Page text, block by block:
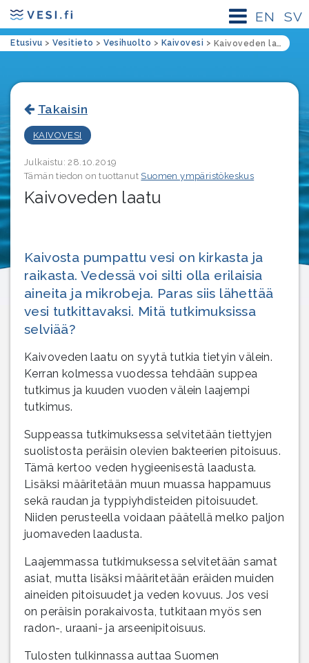
SV
EN
Etusivu > Vesitieto > Vesihuolto > Kaivovesi > Kaivoveden laatu
Takaisin
KAIVOVESI
Julkaistu: 28.10.2019
Tämän tiedon on tuottanut Suomen ympäristökeskus
Kaivoveden laatu
Kaivosta pumpattu vesi on kirkasta ja
raikasta. Vedessä voi silti olla erilaisia
aineita ja mikrobeja. Paras siis lähettää
vesi tutkittavaksi. Mitä tutkimuksissa
selviää?
Kaivoveden laatu on syytä tutkia tietyin välein.
Kerran kolmessa vuodessa tehdään suppea
tutkimus ja kuuden vuoden välein laajempi
tutkimus.
Suppeassa tutkimuksessa selvitetään tiettyjen
suolistosta peräisin olevien bakteerien pitoisuus.
Tämä kertoo veden hygieenisestä laadusta.
Lisäksi määritetään muun muassa happamuus
sekä raudan ja typpiyhdisteiden pitoisuudet.
Niiden perusteella voidaan päätellä melko paljon
juomaveden laadusta.
Laajemmassa tutkimuksessa selvitetään samat
asiat, mutta lisäksi määritetään eräiden muiden
aineiden pitoisuudet ja veden kovuus. Jos vesi
on peräisin porakaivosta, tutkitaan myös sen
radon-, uraani- ja arseenipitoisuus.
Tulosten tulkinnassa auttaa Suomen